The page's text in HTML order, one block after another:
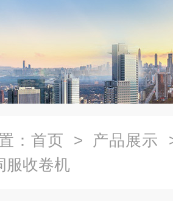
： 首页 > 产品展示
服收卷机